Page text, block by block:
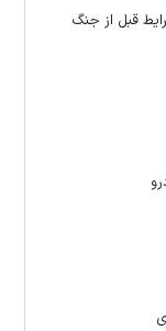
قبل از جنگ